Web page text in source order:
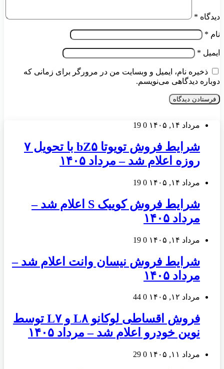
دیدگاه *
نام *
ایمیل *
ذخیره نام، ایمیل و وبسایت من در مرورگر برای زمانی که
دوباره دیدگاهی می‌نویسم.
مرداد ۱۴, ۱۴۰۵ 0
19
شرایط فروش تویوتا bZ۵ با تحویل ۷
روزه اعلام شد – مرداد ۱۴۰۵
مرداد ۱۴, ۱۴۰۵ 0
19
شرایط فروش کوییک S اعلام شد –
مرداد ۱۴۰۵
مرداد ۱۴, ۱۴۰۵ 0
19
شرایط فروش نیسان وانت اعلام شد –
مرداد ۱۴۰۵
مرداد ۱۲, ۱۴۰۵ 0
44
فروش اقساطی لوکانو L۸ و L۷ توسط
نوین خودرو اعلام شد – مرداد ۱۴۰۵
مرداد ۱۱, ۱۴۰۵ 0
29